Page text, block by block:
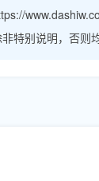
非特别说明，否则